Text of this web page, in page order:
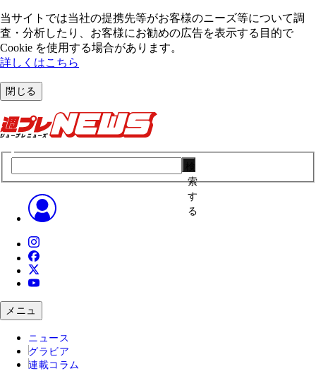
当サイトでは当社の提携先等がお客様のニーズ等について調
査・分析したり、お客様にお勧めの広告を表⽰する⽬的で
Cookie を使⽤する場合があります。
詳しくはこちら
閉じる
索
す
る
メニュ
ニュース
グラビア
連載コラム